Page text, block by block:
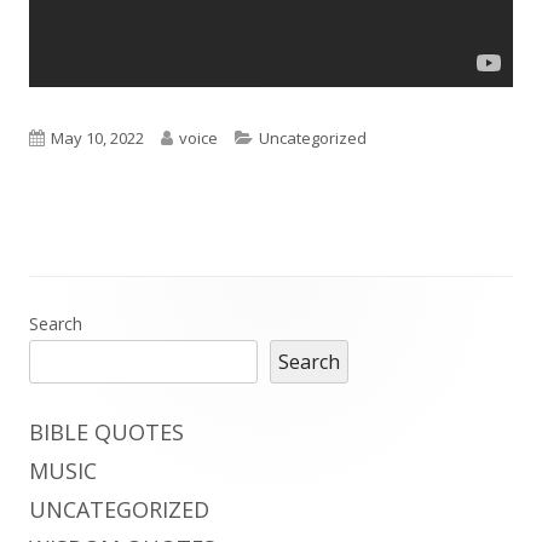
Published
May 10, 2022 Author
voice Categories
Uncategorized
Main
Sidebar
Search
Search
BIBLE QUOTES
MUSIC
UNCATEGORIZED